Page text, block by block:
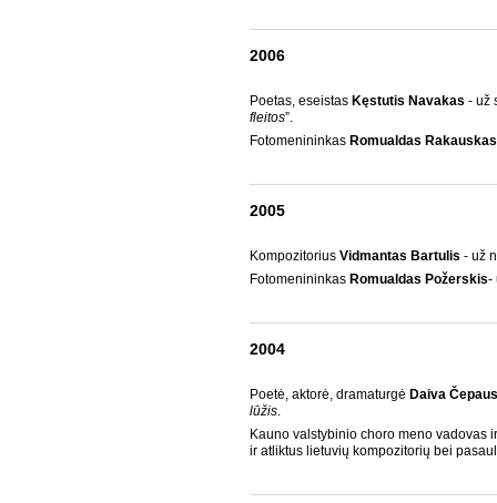
2006
Poetas, eseistas Kęstutis Navakas - už
fleitos”.
Fotomenininkas Romualdas Rakauskas
2005
Kompozitorius Vidmantas Bartulis - už
Fotomenininkas Romualdas Požerskis-
2004
Poetė, aktorė, dramaturgė Daiva
lūžis.
Kauno valstybinio choro meno vadovas
ir atliktus lietuvių kompozitorių bei